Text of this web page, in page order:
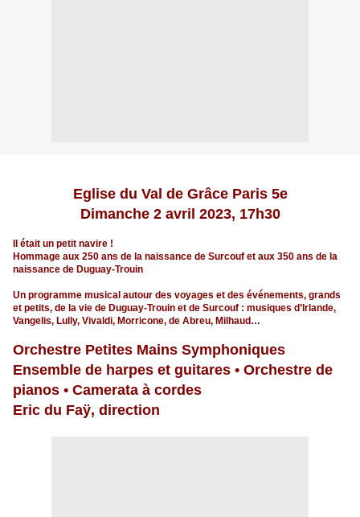
Eglise du Val de Grâce Paris 5e
Dimanche 2 avril 2023, 17h30
Il était un petit navire !
Hommage aux 250 ans de la naissance de Surcouf et aux 350 ans de la
naissance de Duguay-Trouin
Un programme musical autour des voyages et des événements, grands
et petits, de la vie de Duguay-Trouin et de Surcouf : musiques d’Irlande,
Vangelis, Lully, Vivaldi, Morricone, de Abreu, Milhaud…
Orchestre Petites Mains Symphoniques
Ensemble de harpes et guitares • Orchestre de
pianos • Camerata à cordes
Eric du Faÿ, direction